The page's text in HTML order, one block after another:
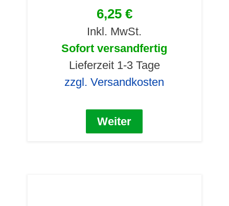
6,25 €
Inkl. MwSt.
Sofort versandfertig
Lieferzeit 1-3 Tage
zzgl. Versandkosten
Weiter